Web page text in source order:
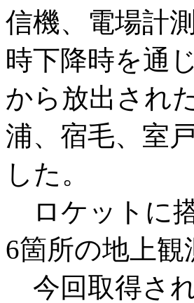
信機、電場計
時下降時を通
から放出され
浦、宿毛、室
した。
ロケットに
6箇所の地上
今回取得さ